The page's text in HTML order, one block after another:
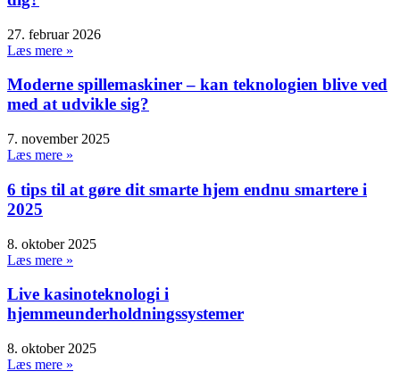
27. februar 2026
Læs mere »
Moderne spillemaskiner – kan teknologien blive ved
med at udvikle sig?
7. november 2025
Læs mere »
6 tips til at gøre dit smarte hjem endnu smartere i
2025
8. oktober 2025
Læs mere »
Live kasinoteknologi i
hjemmeunderholdningssystemer
8. oktober 2025
Læs mere »